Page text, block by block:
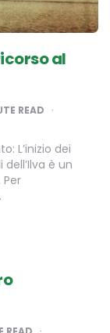
al
READ
L’inizio dei
è un